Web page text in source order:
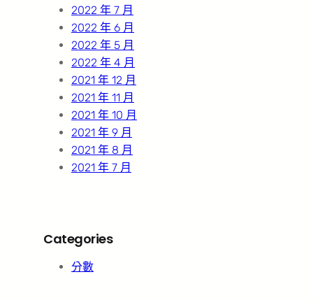
2022 年 7 月
2022 年 6 月
2022 年 5 月
2022 年 4 月
2021 年 12 月
2021 年 11 月
2021 年 10 月
2021 年 9 月
2021 年 8 月
2021 年 7 月
Categories
分數